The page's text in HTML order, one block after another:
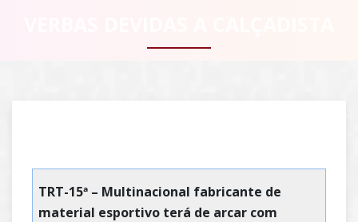
TRT-15ª – Multinacional fabricante de
material esportivo terá de arcar com